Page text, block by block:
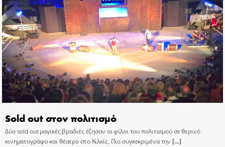
Sold out στον πολιτισμό
Δύο sold out μαγικές βραδιές έζησαν οι φίλοι του πολιτισμού σε θερινό
κινηματογράφο και θέατρο στο Κιλκίς. Πιο συγκεκριμένα την […]